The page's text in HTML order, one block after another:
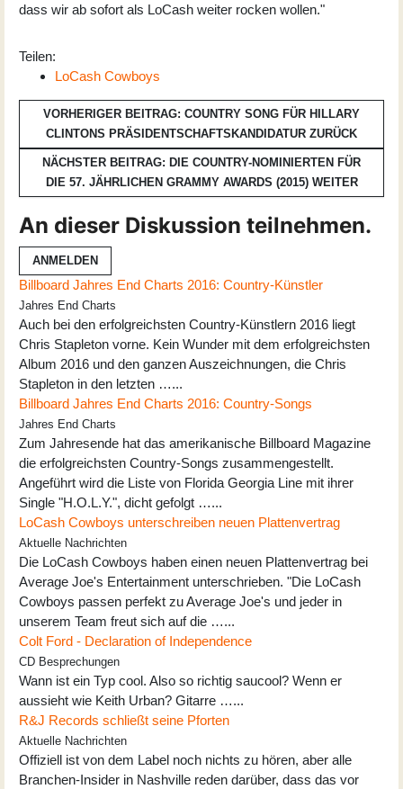
dass wir ab sofort als LoCash weiter rocken wollen."
Teilen:
LoCash Cowboys
VORHERIGER BEITRAG: COUNTRY SONG FÜR HILLARY
CLINTONS PRÄSIDENTSCHAFTSKANDIDATUR ZURÜCK
NÄCHSTER BEITRAG: DIE COUNTRY-NOMINIERTEN FÜR
DIE 57. JÄHRLICHEN GRAMMY AWARDS (2015) WEITER
An dieser Diskussion teilnehmen.
ANMELDEN
Billboard Jahres End Charts 2016: Country-Künstler
Jahres End Charts
Auch bei den erfolgreichsten Country-Künstlern 2016 liegt
Chris Stapleton vorne. Kein Wunder mit dem erfolgreichsten
Album 2016 und den ganzen Auszeichnungen, die Chris
Stapleton in den letzten …...
Billboard Jahres End Charts 2016: Country-Songs
Jahres End Charts
Zum Jahresende hat das amerikanische Billboard Magazine
die erfolgreichsten Country-Songs zusammengestellt.
Angeführt wird die Liste von Florida Georgia Line mit ihrer
Single "H.O.L.Y.", dicht gefolgt …...
LoCash Cowboys unterschreiben neuen Plattenvertrag
Aktuelle Nachrichten
Die LoCash Cowboys haben einen neuen Plattenvertrag bei
Average Joe's Entertainment unterschrieben. "Die LoCash
Cowboys passen perfekt zu Average Joe's und jeder in
unserem Team freut sich auf die …...
Colt Ford - Declaration of Independence
CD Besprechungen
Wann ist ein Typ cool. Also so richtig saucool? Wenn er
aussieht wie Keith Urban? Gitarre …...
R&J Records schließt seine Pforten
Aktuelle Nachrichten
Offiziell ist von dem Label noch nichts zu hören, aber alle
Branchen-Insider in Nashville reden darüber, dass das vor